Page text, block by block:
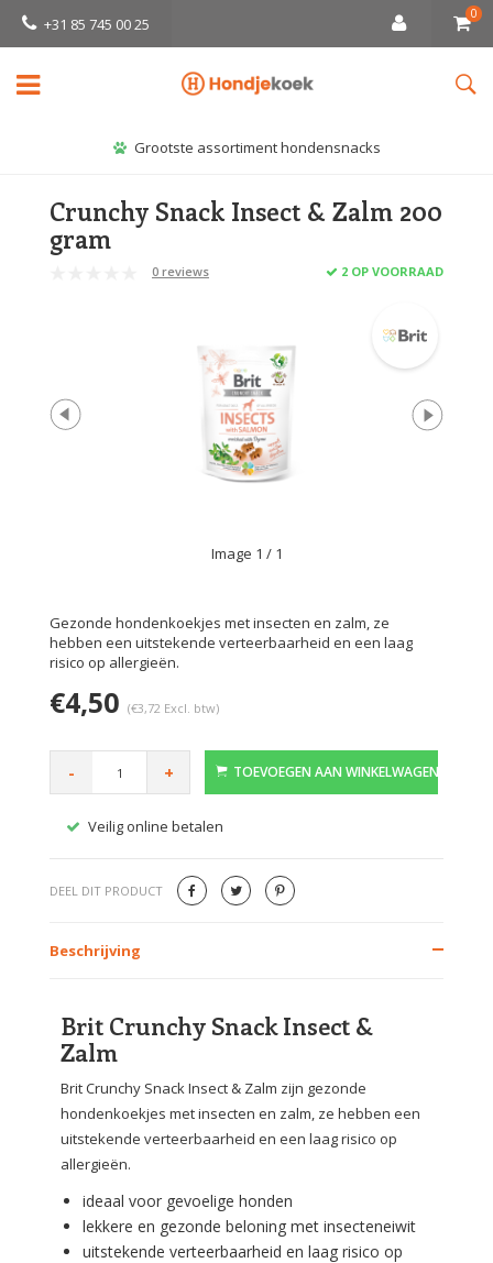
+31 85 745 00 25
0
Grootste assortiment hondensnacks
Crunchy Snack Insect & Zalm 200
gram
0 reviews 2 OP VOORRAAD
Image 1 / 1
Gezonde hondenkoekjes met insecten en zalm, ze
hebben een uitstekende verteerbaarheid en een laag
risico op allergieën.
€4,50 (€3,72 Excl. btw)
- + TOEVOEGEN AAN WINKELWAGEN
Veilig online betalen
DEEL DIT PRODUCT
Beschrijving
Brit Crunchy Snack Insect &
Zalm
Brit Crunchy Snack Insect & Zalm zijn gezonde
hondenkoekjes met insecten en zalm, ze hebben een
uitstekende verteerbaarheid en een laag risico op
allergieën.
ideaal voor gevoelige honden
lekkere en gezonde beloning met insecteneiwit
uitstekende verteerbaarheid en laag risico op